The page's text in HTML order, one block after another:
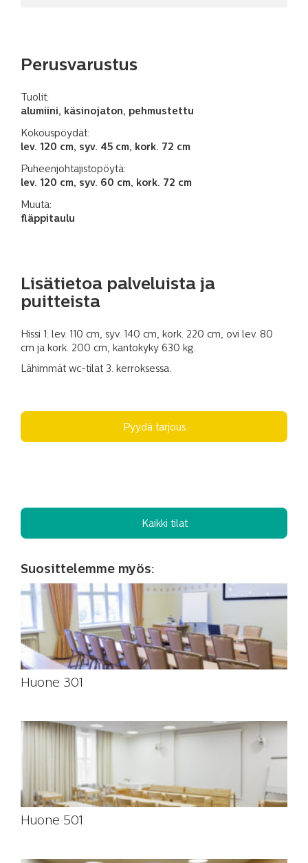
Perusvarustus
Tuolit:
alumiini, käsinojaton, pehmustettu
Kokouspöydät:
lev. 120 cm, syv. 45 cm, kork. 72 cm
Puheenjohtajisto­pöytä:
lev. 120 cm, syv. 60 cm, kork. 72 cm
Muuta:
fläppitaulu
Lisätietoa palveluista ja
puitteista
Hissi 1: lev. 110 cm, syv. 140 cm, kork. 220 cm, ovi lev. 80
cm ja kork. 200 cm, kantokyky 630 kg.
Lähimmät wc-tilat 3. kerroksessa.
Pyydä tarjous
Kaikki tilat
Suosittelemme myös:
Huone 301
Huone 501